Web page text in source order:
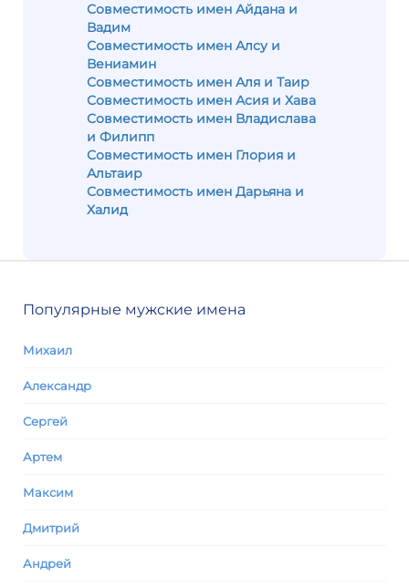
Совместимость имен Айдана и
Вадим
Совместимость имен Алсу и
Вениамин
Совместимость имен Аля и Таир
Совместимость имен Асия и Хава
Совместимость имен Владислава
и Филипп
Совместимость имен Глория и
Альтаир
Совместимость имен Дарьяна и
Халид
Популярные мужские имена
Михаил
Александр
Сергей
Артем
Максим
Дмитрий
Андрей